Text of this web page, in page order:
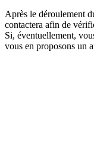
Après le déroulement
contactera afin de
Si, éventuellement,
vous en proposons un